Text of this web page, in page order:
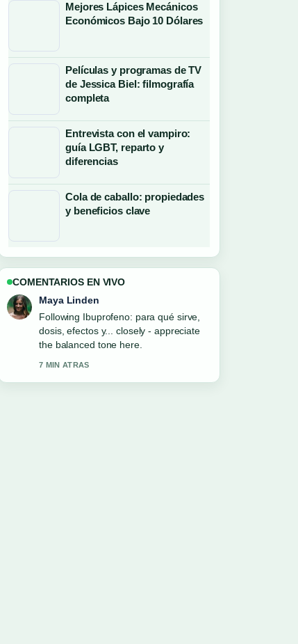
Mejores Lápices Mecánicos
Económicos Bajo 10 Dólares
Películas y programas de TV
de Jessica Biel: filmografía
completa
Entrevista con el vampiro:
guía LGBT, reparto y
diferencias
Cola de caballo: propiedades
y beneficios clave
COMENTARIOS EN VIVO
Sofia Grant
Useful context on Cuartos de final
COAC 2026: fechas y.... Please keep
this live thread updated.
9 MIN ATRAS